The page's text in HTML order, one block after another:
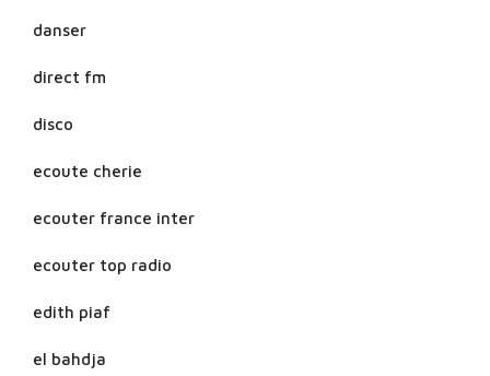
danser
direct fm
disco
ecoute cherie
ecouter france inter
ecouter top radio
edith piaf
el bahdja